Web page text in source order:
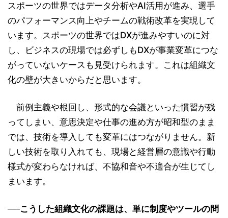
スポーツの世界ではデータ分析やAI活用が進み、選手
のパフォーマンス向上やチームの戦術改革を実現して
います。スポーツの世界ではDXが進みやすいのに対
し、ビジネスの現場では必ずしもDXが事業変革につな
がっていないケースも見受けられます。これは組織文
化の壁が大きいからだと思います。
前例主義や根回し、形式的な会議といった慣習が残
ってしまい、意思決定や仕事の進め方が昭和型のまま
では、技術を導入しても変革にはつながりません。新
しい技術を取り入れても、現場と経営層の意識や行動
様式が変わらなければ、不協和音や不適合が生じてし
まいます。
──こうした組織文化の課題は、単に制度やツールの問